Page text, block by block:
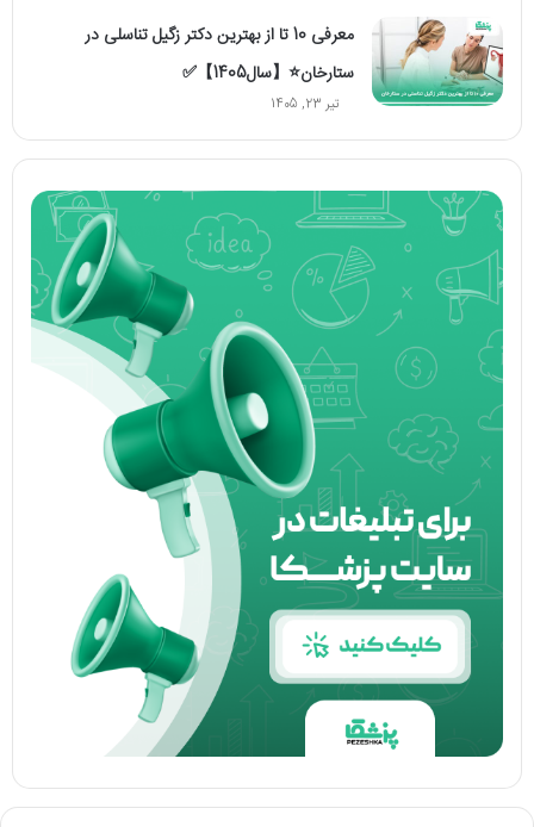
معرفی 10 تا از بهترین دکتر زگیل تناسلی در
ستارخان⭐【سال1405】✅
تیر 23, 1405